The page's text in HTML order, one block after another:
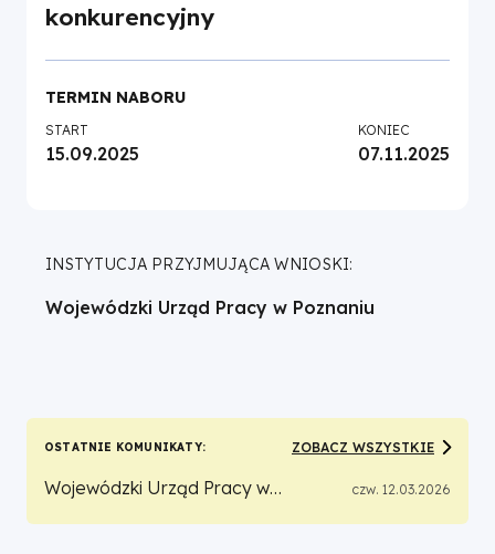
OSTATNIE KOMUNIKATY ZOBACZ WSZYSTKIE
Wojewódzki Urząd Pracy w
czw. 12.03.2026
konkurencyjny
TERMIN NABORU
START
15.09.2025
KONIEC
07.11.2025
INSTYTUCJA PRZYJMUJĄCA WNIOSKI:
Wojewódzki Urząd Pracy w Poznaniu